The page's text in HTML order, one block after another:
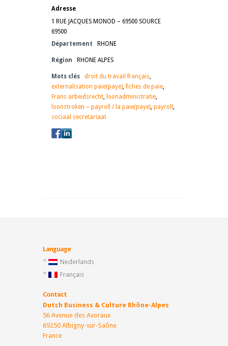
Adresse
1 RUE JACQUES MONOD – 69500 ​​SOURCE
69500
Département
RHONE
Région RHONE ALPES
Mots clés droit du travail français,
externalisation paie(paye),fiches de paie,
Frans arbeidsrecht, loonadministratie,
loonstroken – payroll / la paie(paye), payroll ,
sociaal secretariaat
Language
Nederlands
Français
Contact
Dutch Business & Culture Rhône-Alpes
56 Avenue des Avoraux
69250 Albigny-sur-Saône
France